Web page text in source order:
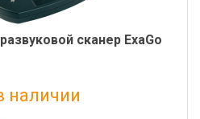
сканер ExaGo
наличии